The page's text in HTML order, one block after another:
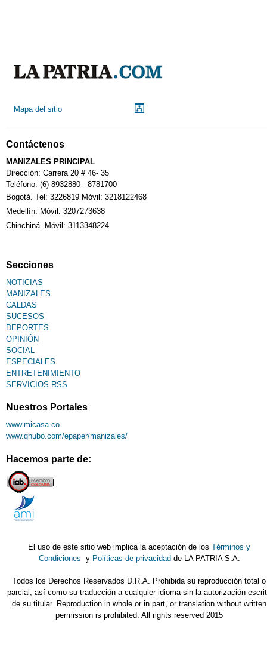
Calendario Tributario
Sudoku
Mapa del sitio
Contáctenos
MANIZALES PRINCIPAL
Dirección: Carrera 20 # 46- 35
Teléfono: (6) 8932880 - 8781700
Bogotá. Tel: 3226819 Móvil: 3218122468
Medellín: Móvil: 3207273638
Chinchiná. Móvil: 3113348224
Secciones
NOTICIAS
MANIZALES
CALDAS
SUCESOS
DEPORTES
OPINIÓN
SOCIAL
ESPECIALES
ENTRETENIMIENTO
SERVICIOS RSS
Nuestros Portales
www.micasa.co
www.qhubo.com/epaper/manizales/
Hacemos parte de:
El uso de este sitio web implica la aceptación de losTérminos y
Condiciones y Políticas de privacidad de LA PATRIA S.A.
Todos los Derechos Reservados D.R.A. Prohibida su reproducción total o
parcial, así como su traducción a cualquier idioma sin la autorización
de su titular. Reproduction in whole or in part, or translation without written
permission is prohibited. All rights reserved 2015